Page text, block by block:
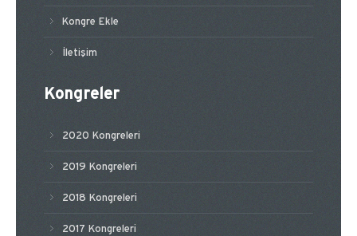
Kongre Ekle
İletişim
Kongreler
2020 Kongreleri
2019 Kongreleri
2018 Kongreleri
2017 Kongreleri